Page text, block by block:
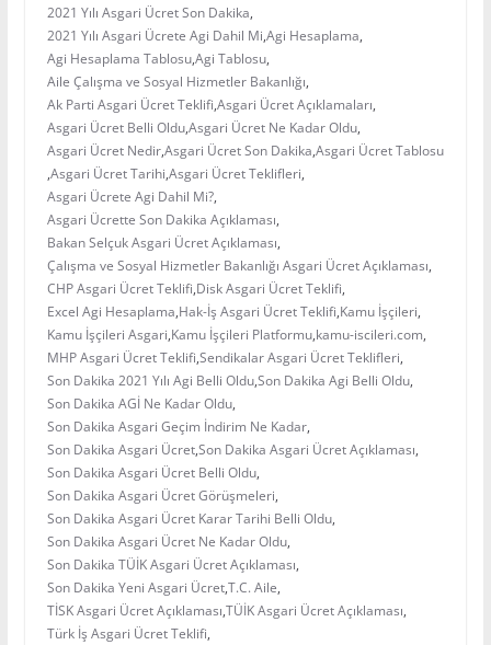
2021 Yılı Asgari Ücret Son Dakika,
2021 Yılı Asgari Ücrete Agi Dahil Mi,Agi Hesaplama,
Agi Hesaplama Tablosu,Agi Tablosu,
Aile Çalışma ve Sosyal Hizmetler Bakanlığı,
Ak Parti Asgari Ücret Teklifi,Asgari Ücret Açıklamaları,
Asgari Ücret Belli Oldu,Asgari Ücret Ne Kadar Oldu,
Asgari Ücret Nedir,Asgari Ücret Son Dakika,Asgari Ücret Tablosu
,Asgari Ücret Tarihi,Asgari Ücret Teklifleri,
Asgari Ücrete Agi Dahil Mi?,
Asgari Ücrette Son Dakika Açıklaması,
Bakan Selçuk Asgari Ücret Açıklaması,
Çalışma ve Sosyal Hizmetler Bakanlığı Asgari Ücret Açıklaması,
CHP Asgari Ücret Teklifi,Disk Asgari Ücret Teklifi,
Excel Agi Hesaplama,Hak-İş Asgari Ücret Teklifi,Kamu İşçileri,
Kamu İşçileri Asgari,Kamu İşçileri Platformu,kamu-iscileri.com,
MHP Asgari Ücret Teklifi,Sendikalar Asgari Ücret Teklifleri,
Son Dakika 2021 Yılı Agi Belli Oldu,Son Dakika Agi Belli Oldu,
Son Dakika AGİ Ne Kadar Oldu,
Son Dakika Asgari Geçim İndirim Ne Kadar,
Son Dakika Asgari Ücret,Son Dakika Asgari Ücret Açıklaması,
Son Dakika Asgari Ücret Belli Oldu,
Son Dakika Asgari Ücret Görüşmeleri,
Son Dakika Asgari Ücret Karar Tarihi Belli Oldu,
Son Dakika Asgari Ücret Ne Kadar Oldu,
Son Dakika TÜİK Asgari Ücret Açıklaması,
Son Dakika Yeni Asgari Ücret,T.C. Aile,
TİSK Asgari Ücret Açıklaması,TÜİK Asgari Ücret Açıklaması,
Türk İş Asgari Ücret Teklifi,